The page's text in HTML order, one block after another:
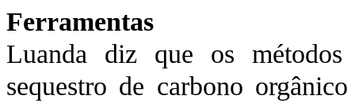
Ferramentas
Luanda diz que os
sequestro de carbono